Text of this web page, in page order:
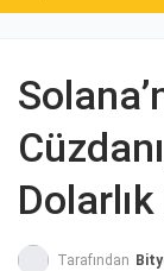
Tarafından